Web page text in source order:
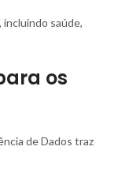
saúde,
os
de Dados traz